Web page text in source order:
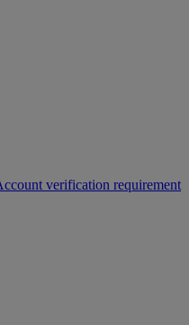
verification requirement